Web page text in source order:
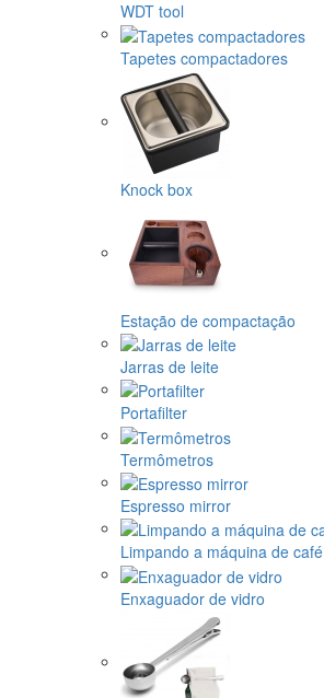
WDT tool
Tapetes compactadores
Knock box
Estação de compactação
Jarras de leite
Portafilter
Termômetros
Espresso mirror
Limpando a máquina de café
Enxaguador de vidro